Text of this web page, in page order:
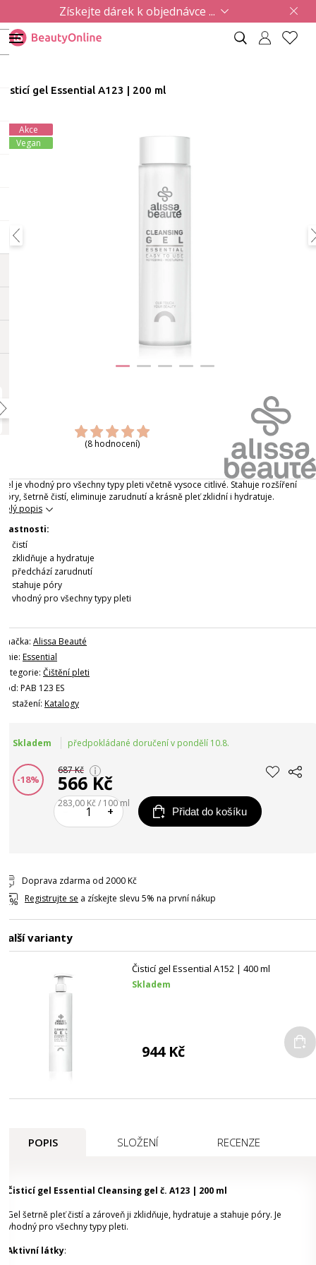
Získejte dárek k objednávce ...
Čisticí gel Essential A123 | 200 ml
Akce
Vegan
(8 hodnocení)
Gel je vhodný pro všechny typy pleti včetně vysoce citlivé. Stahuje rozšíření
póry, šetrně čistí, eliminuje zarudnutí a krásně pleť zklidní i hydratuje.
Celý popis
Vlastnosti:
čistí
zklidňuje a hydratuje
předchází zarudnutí
stahuje póry
vhodný pro všechny typy pleti
Značka: Alissa Beauté
Linie: Essential
Kategorie: Čištění pleti
Kód: PAB 123 ES
Ke stažení: Katalogy
Skladem předpokládané doručení v pondělí 10.8.
-18%
687 Kč
566 Kč
283,00 Kč / 100 ml
+ Přidat do košíku
Doprava zdarma od 2000 Kč
Registrujte se a získejte slevu 5% na první nákup
Další varianty
Čisticí gel Essential A152 | 400 ml
Skladem
944 Kč
POPIS SLOŽENÍ RECENZE
Čisticí gel Essential Cleansing gel č. A123 | 200 ml
Gel šetrně pleť čistí a zároveň ji zklidňuje, hydratuje a stahuje póry. Je
vhodný pro všechny typy pleti.
Aktivní látky: